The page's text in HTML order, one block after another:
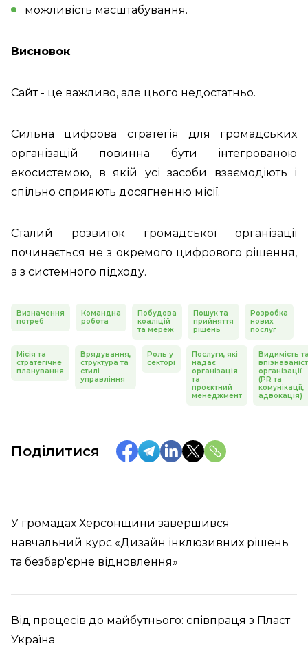
можливість масштабування.
Висновок
Сайт - це важливо, але цього недостатньо.
Сильна цифрова стратегія для громадських
організацій повинна бути інтегрованою
екосистемою, в якій усі засоби взаємодіють і
спільно сприяють досягненню місії.
Сталий розвиток громадської організації
починається не з окремого цифрового рішення,
а з системного підходу.
Визначення
потреб
Командна
робота
Побудова
коаліцій
та мереж
Пошук та
прийняття
рішень
Розробка
нових
послуг
Місія та
стратегічне
планування
Врядування,
структура та
стилі
управління
Роль у
секторі
Послуги, які
надає
організація
та
проєктний
менеджмент
Видимість
організації
(PR та
комунікації,
адвокація)
Поділитися
У громадах Херсонщини завершився
навчальний курс «Дизайн інклюзивних рішень
та безбар'єрне відновлення»
Від процесів до майбутнього: співпраця з Пласт
Україна